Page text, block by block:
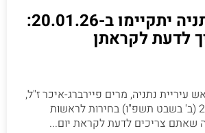
הבחירות בנתניה יתקיימו ב-20.01.26:
לדעת לקראתן
עיריית נתניה, מרים פיירברג-איכר ז"ל,
יתקיימו ב-20.01.26 (ב' בשבט תשפ"ו) בחירות לראשות
שאתם צריכים לדעת לקראת יום...